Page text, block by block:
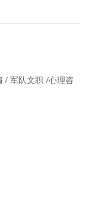
/ 军队文职 /心理咨